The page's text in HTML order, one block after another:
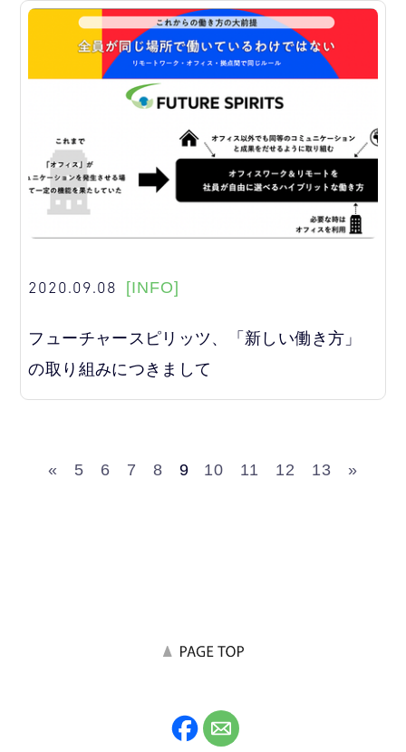
2020.09.08 [INFO]
フューチャースピリッツ、「新しい働き方」
の取り組みにつきまして
« 5 6 7 8 9 10 11 12 13 »